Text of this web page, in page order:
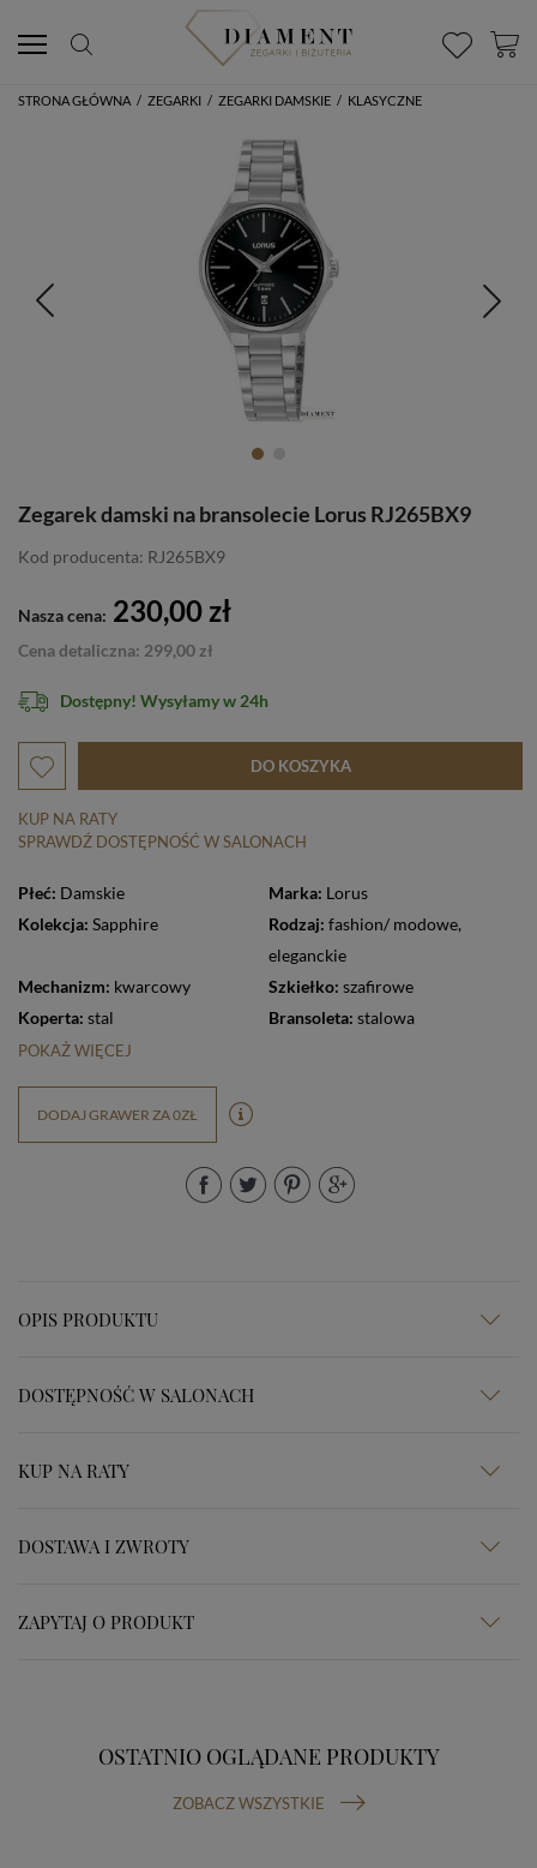
STRONA GŁÓWNA / ZEGARKI / ZEGARKI DAMSKIE / KLASYCZNE
Zegarek damski na bransolecie Lorus RJ265BX9
Kod producenta: RJ265BX9
Nasza cena: 230,00 zł
Cena detaliczna: 299,00 zł
Dostępny! Wysyłamy w 24h
DO KOSZYKA
KUP NA RATY
SPRAWDŹ DOSTĘPNOŚĆ W SALONACH
Płeć: Damskie Marka: Lorus
Kolekcja: Sapphire Rodzaj: fashion/ modowe,
eleganckie
Mechanizm: kwarcowy Szkiełko: szafirowe
Koperta: stal Bransoleta: stalowa
POKAŻ WIĘCEJ
DODAJ GRAWER ZA 0ZŁ
OPIS PRODUKTU
DOSTĘPNOŚĆ W SALONACH
KUP NA RATY
DOSTAWA I ZWROTY
ZAPYTAJ O PRODUKT
OSTATNIO OGLĄDANE PRODUKTY
ZOBACZ WSZYSTKIE